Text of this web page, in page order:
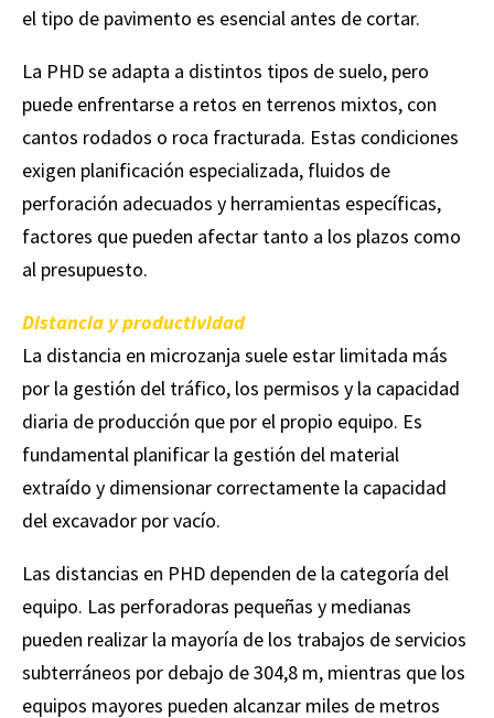
el tipo de pavimento es esencial antes de cortar.
La PHD se adapta a distintos tipos de suelo, pero
puede enfrentarse a retos en terrenos mixtos, con
cantos rodados o roca fracturada. Estas condiciones
exigen planificación especializada, fluidos de
perforación adecuados y herramientas específicas,
factores que pueden afectar tanto a los plazos como
al presupuesto.
Distancia y productividad
La distancia en microzanja suele estar limitada más
por la gestión del tráfico, los permisos y la capacidad
diaria de producción que por el propio equipo. Es
fundamental planificar la gestión del material
extraído y dimensionar correctamente la capacidad
del excavador por vacío.
Las distancias en PHD dependen de la categoría del
equipo. Las perforadoras pequeñas y medianas
pueden realizar la mayoría de los trabajos de servicios
subterráneos por debajo de 304,8 m, mientras que los
equipos mayores pueden alcanzar miles de metros